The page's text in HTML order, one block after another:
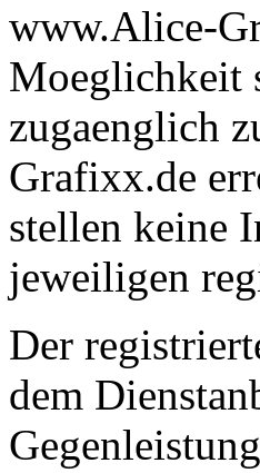
www.Alice-
Moeglichkeit
zugaenglich
Grafixx.de
stellen keine
jeweiligen
Der
dem